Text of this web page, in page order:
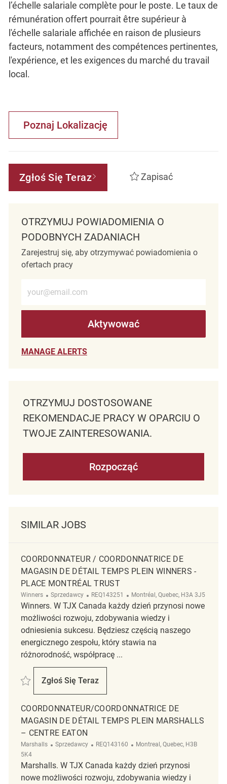
l’échelle salariale complète pour le poste. Le taux de
rémunération offert pourrait être supérieur à
l'échelle salariale affichée en raison de plusieurs
facteurs, notamment des compétences pertinentes,
l'expérience, et les exigences du marché du travail
local.
Poznaj Lokalizację
Zgłoś Się Teraz Zapisać
OTRZYMUJ POWIADOMIENIA O
PODOBNYCH ZADANIACH
Zarejestruj się, aby otrzymywać powiadomienia o
ofertach pracy
Aktywować
MANAGE ALERTS
OTRZYMUJ DOSTOSOWANE
REKOMENDACJE PRACY W OPARCIU O
TWOJE ZAINTERESOWANIA.
Rozpocząć
SIMILAR JOBS
COORDONNATEUR / COORDONNATRICE DE
MAGASIN DE DÉTAIL TEMPS PLEIN WINNERS -
PLACE MONTRÉAL TRUST
Winners Kategoria
Sprzedawcy ReqId
REQ143251 Lokalizacja
Montréal, Quebec, H3A 3J5
Winners. W TJX Canada każdy dzień przynosi nowe
możliwości rozwoju, zdobywania wiedzy i
odniesienia sukcesu. Będziesz częścią naszego
energicznego zespołu, który stawia na
różnorodność, współpracę ...
Zapisać Coordonnateur / Coordonnatrice de magasin de Détail Temps
Zgłoś Się Teraz
Coordonnateur / Coordonnatrice De
COORDONNATEUR/COORDONNATRICE DE
MAGASIN DE DÉTAIL TEMPS PLEIN MARSHALLS
– CENTRE EATON
Marshalls Kategoria
Sprzedawcy ReqId
REQ143160 Lokalizacja
Montreal, Quebec, H3B
5K4
Marshalls. W TJX Canada każdy dzień przynosi
nowe możliwości rozwoju, zdobywania wiedzy i